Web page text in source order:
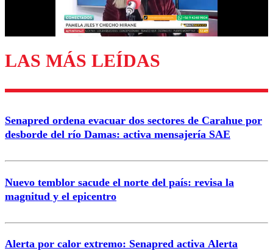
LAS MÁS LEÍDAS
Senapred ordena evacuar dos sectores de Carahue por
desborde del río Damas: activa mensajería SAE
Nuevo temblor sacude el norte del país: revisa la
magnitud y el epicentro
Alerta por calor extremo: Senapred activa Alerta